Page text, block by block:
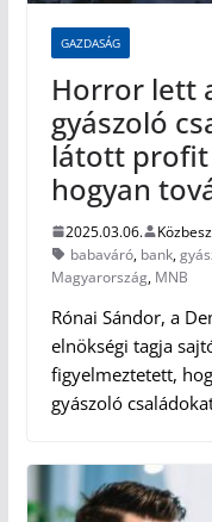
GAZDASÁG
Horror lett
gyászoló
látott profit
hogyan
2025.03.06.
babaváró, bank,
Magyarország, MNB
Rónai Sándor, a
elnökségi tagja
figyelmeztetett,
gyászoló